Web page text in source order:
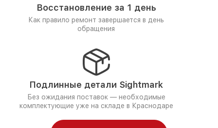
Восстановление за 1 день
Как правило ремонт завершается в день
обращения
Подлинные детали Sightmark
Без ожидания поставок — необходимые
комплектующие уже на складе в Краснодаре